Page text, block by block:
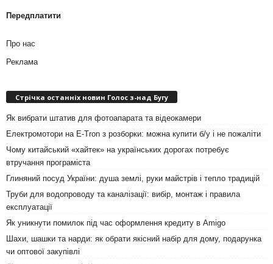
Передплатити
Про нас
Реклама
Стрічка останніх новин Голос з-над Бугу
Як вибрати штатив для фотоапарата та відеокамери
Електромотори на E-Tron з розборки: можна купити б/у і не пожаліти
Чому китайський «хайтек» на українських дорогах потребує
втручання програміста
Глиняний посуд України: душа землі, руки майстрів і тепло традицій
Труби для водопроводу та каналізації: вибір, монтаж і правила
експлуатації
Як уникнути помилок під час оформлення кредиту в Amigo
Шахи, шашки та нарди: як обрати якісний набір для дому, подарунка
чи оптової закупівлі